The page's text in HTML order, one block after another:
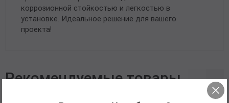
коррозионной стойкостью и легкостью в
установке. Идеальное решение для вашего
проекта!
Рекомендуемые товары